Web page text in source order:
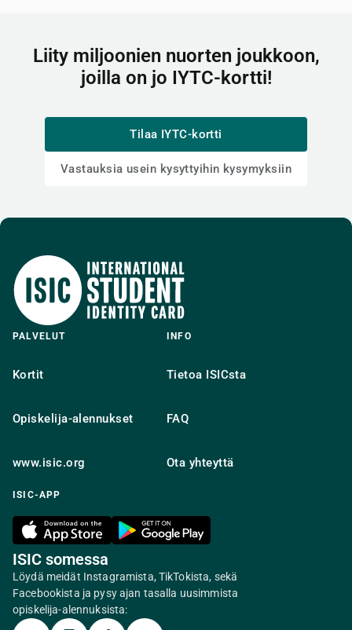
Liity miljoonien nuorten joukkoon,
joilla on jo IYTC-kortti!
Tilaa IYTC-kortti
Vastauksia usein kysyttyihin kysymyksiin
PALVELUT
Kortit
Opiskelija-alennukset
www.isic.org
INFO
Tietoa ISICsta
FAQ
Ota yhteyttä
ISIC-APP
ISIC somessa
Löydä meidät Instagramista, TikTokista, sekä
Facebookista ja pysy ajan tasalla uusimmista
opiskelija-alennuksista: